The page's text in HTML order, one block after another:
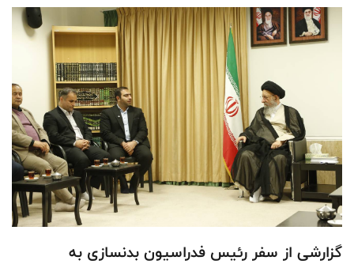
گزارشی از سفر رئیس فدراسیون بدنسازی به